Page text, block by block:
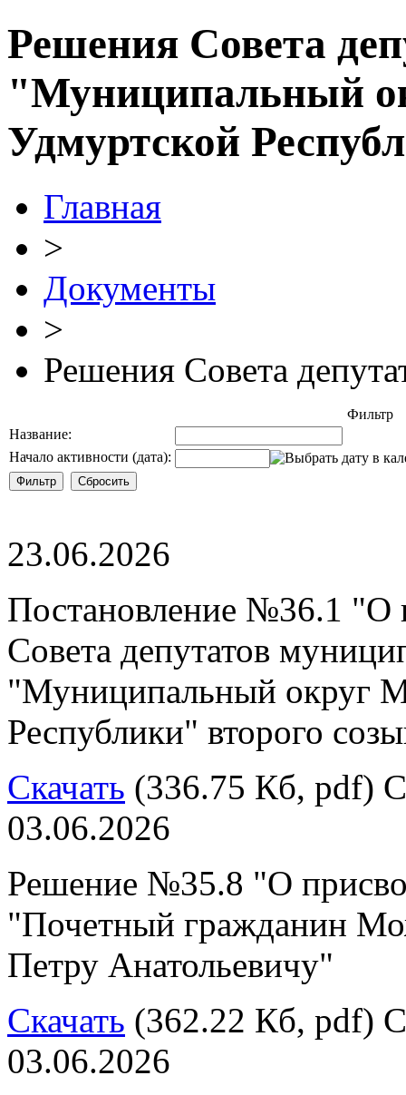
Решения Совета
"Муниципальный
Удмуртской
Главная
>
Документы
>
Решения Совета
Фильтр
Название:
Начало активности (дата):
23.06.2026
Постановление №36.1 "О
Совета депутатов
"Муниципальный округ
Республики" второго
Скачать (336.75 Кб, pdf)
03.06.2026
Решение №35.8 "О
"Почетный гражданин
Петру Анатольевичу"
Скачать (362.22 Кб, pdf)
03.06.2026